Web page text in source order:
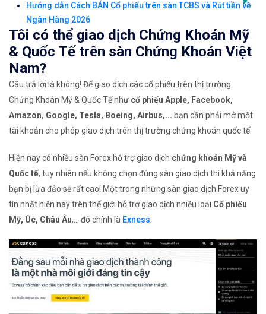
Hướng dẫn Cách BÁN Cổ phiếu trên sàn TCBS và Rút tiền về
Ngân Hàng 2026
Tôi có thể giao dịch Chứng Khoán Mỹ
& Quốc Tế trên sàn Chứng Khoán Việt
Nam?
Câu trả lời là không! Để giao dịch các cổ phiếu trên thị trường
Chứng Khoán Mỹ & Quốc Tế như cổ phiếu Apple, Facebook,
Amazon, Google, Tesla, Boeing, Airbus,... bạn cần phải mở một
tài khoản cho phép giao dịch trên thị trường chứng khoán quốc tế.
Hiện nay có nhiều sàn Forex hỗ trợ giao dịch chứng khoán Mỹ và
Quốc tế, tuy nhiên nếu không chọn đúng sàn giao dịch thì khả năng
bạn bị lừa đảo sẽ rất cao! Một trong những sàn giao dịch Forex uy
tín nhất hiện nay trên thế giới hỗ trợ giao dịch nhiều loại Cổ phiếu
Mỹ, Úc, Châu Âu,... đó chính là Exness